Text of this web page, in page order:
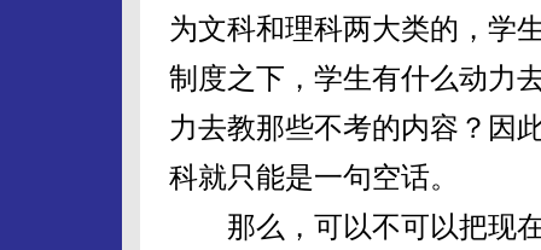
为文科和理科两大类的，学
制度之下，学生有什么动力
力去教那些不考的内容？因
科就只能是一句空话。
那么，可以不可以把现在